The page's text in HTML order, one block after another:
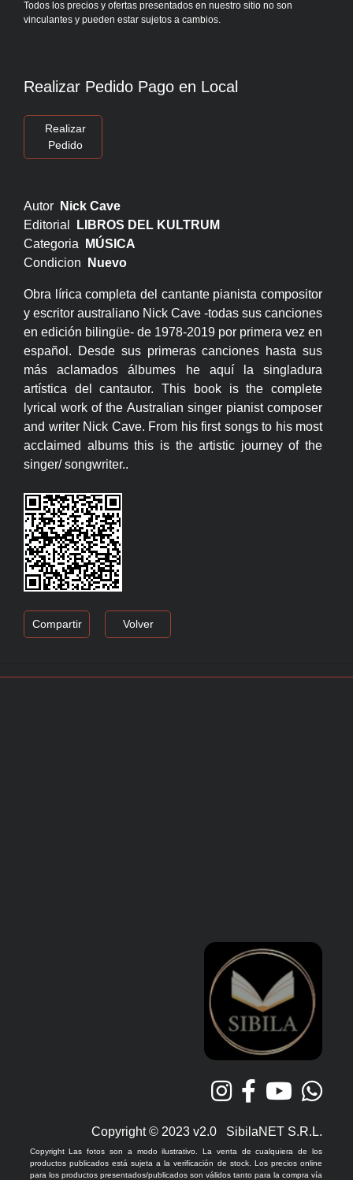
Todos los precios y ofertas presentados en nuestro sitio no son
vinculantes y pueden estar sujetos a cambios.
Realizar Pedido Pago en Local
Realizar
Pedido
Autor
Nick Cave
Editorial
LIBROS DEL KULTRUM
Categoria
MÚSICA
Condicion
Nuevo
Obra lírica completa del cantante pianista compositor
y escritor australiano Nick Cave -todas sus canciones
en edición bilingüe- de 1978-2019 por primera vez en
español. Desde sus primeras canciones hasta sus
más aclamados álbumes he aquí la singladura
artística del cantautor. This book is the complete
lyrical work of the Australian singer pianist composer
and writer Nick Cave. From his first songs to his most
acclaimed albums this is the artistic journey of the
singer/ songwriter..
Compartir Volver
Copyright © 2023 v2.0 SibilaNET S.R.L.
Copyright Las fotos son a modo ilustrativo. La venta de cualquiera de los
productos publicados está sujeta a la verificación de stock. Los precios online
para los productos presentados/publicados son válidos tanto para la compra vía